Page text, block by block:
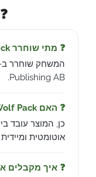
❓ מתי שוחרר Wolf Pack?
Publishing AB.
❓ האם Wolf Pack עובד בישראל?
כן, המוצר עובד
אוטומטית
❓ איך מקבלים